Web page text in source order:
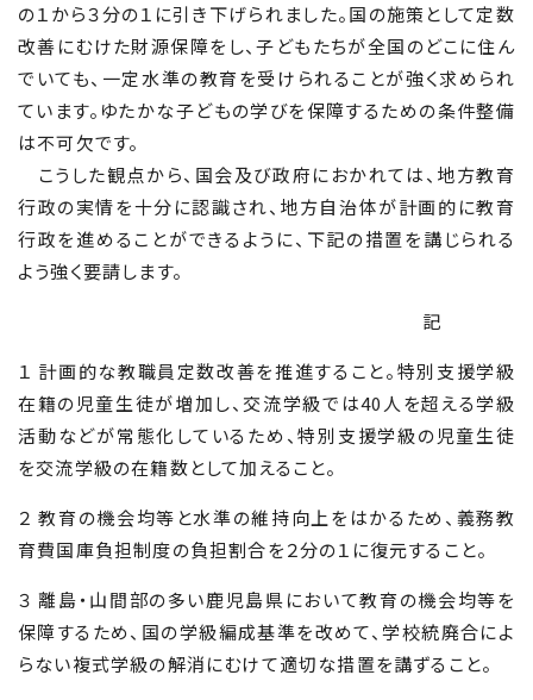
の１から３分の１に引き下げられました。国の施策として定数
改善にむけた財源保障をし、子どもたちが全国のどこに住ん
でいても、一定水準の教育を受けられることが強く求められ
ています。ゆたかな子どもの学びを保障するための条件整備
は不可欠です。
こうした観点から、国会及び政府におかれては、地方教育
行政の実情を十分に認識され、地方自治体が計画的に教育
行政を進めることができるように、下記の措置を講じられる
よう強く要請します。
記
１ 計画的な教職員定数改善を推進すること。特別支援学級
在籍の児童生徒が増加し、交流学級では40人を超える学級
活動などが常態化しているため、特別支援学級の児童生徒
を交流学級の在籍数として加えること。
２ 教育の機会均等と水準の維持向上をはかるため、義務教
育費国庫負担制度の負担割合を２分の１に復元すること。
３ 離島・山間部の多い鹿児島県において教育の機会均等を
保障するため、国の学級編成基準を改めて、学校統廃合によ
らない複式学級の解消にむけて適切な措置を講ずること。